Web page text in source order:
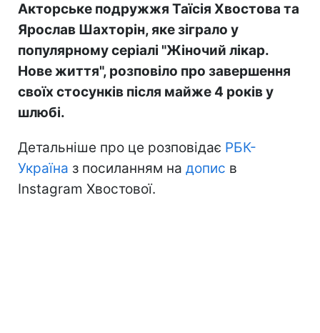
Акторське подружжя Таїсія Хвостова та
Ярослав Шахторін, яке зіграло у
популярному серіалі "Жіночий лікар.
Нове життя", розповіло про завершення
своїх стосунків після майже 4 років у
шлюбі.
Детальніше про це розповідає РБК-
Україна з посиланням на допис в
Instagram Хвостової.